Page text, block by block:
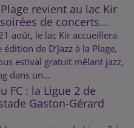
Plage revient au lac Kir
de concerts...
août, le lac Kir accueillera
de D’Jazz à la Plage,
estival gratuit mêlant jazz,
dans un...
FC : la Ligue 2 de
Gaston-Gérard